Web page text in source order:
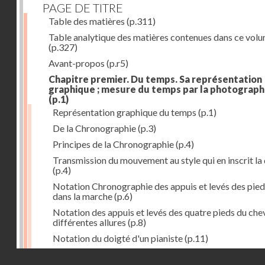
PAGE DE TITRE
Table des matières (p.311)
Table analytique des matières contenues dans ce
(p.327)
Avant-propos (p.r5)
Chapitre premier. Du temps. Sa représentation
graphique ; mesure du temps par la
(p.1)
Représentation graphique du temps (p.1)
De la Chronographie(p.3)
Principes de la Chronographie(p.4)
Transmission du mouvement au style qui en inscrit la
(p.4)
Notation Chronographie des appuis et levés des
dans la marche(p.6)
Notation des appuis et levés des quatre pieds du
différentes allures (p.8)
Notation du doigté d'un pianiste(p.11)